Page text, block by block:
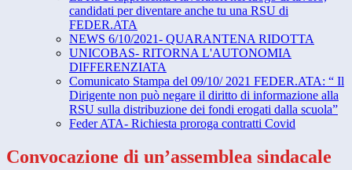
candidati per diventare anche tu una RSU di
FEDER.ATA
NEWS 6/10/2021- QUARANTENA RIDOTTA
UNICOBAS- RITORNA L'AUTONOMIA
DIFFERENZIATA
Comunicato Stampa del 09/10/ 2021 FEDER.ATA: “ Il
Dirigente non può negare il diritto di informazione alla
RSU sulla distribuzione dei fondi erogati dalla scuola”
Feder ATA- Richiesta proroga contratti Covid
Convocazione di un’assemblea sindacale